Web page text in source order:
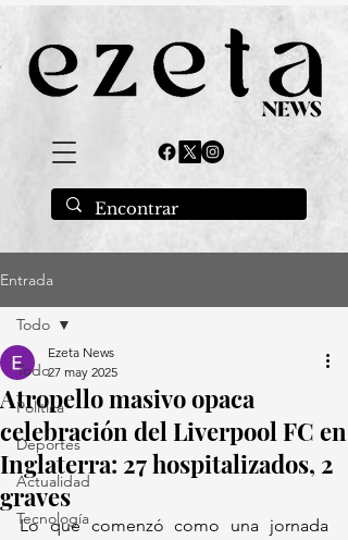
Entrada
Todo
Política
Deportes
Actualidad
Tecnología
Todo
Atropello masivo opaca
celebración del Liverpool FC en
Inglaterra: 27 hospitalizados, 2
graves
Ezeta News
27 may 2025
Lo que comenzó como una jornada